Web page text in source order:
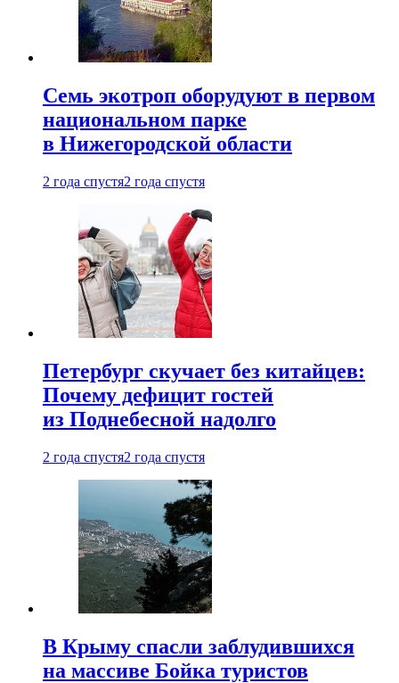
Семь экотроп оборудуют в первом
национальном парке
в Нижегородской области
2 года спустя2 года спустя
Петербург скучает без китайцев:
Почему дефицит гостей
из Поднебесной надолго
2 года спустя2 года спустя
В Крыму спасли заблудившихся
на массиве Бойка туристов